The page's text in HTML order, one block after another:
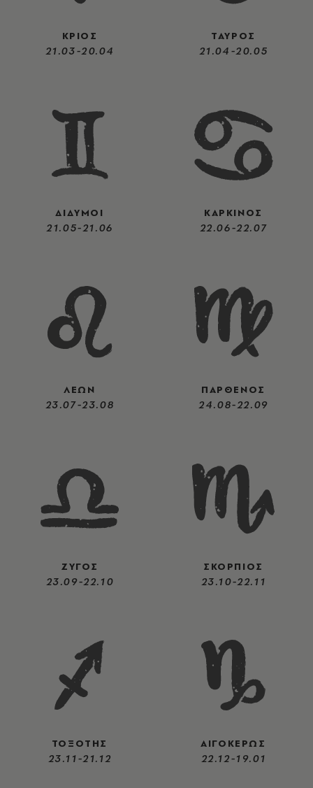
ΚΡΙΟΣ
21.03-20.04
ΤΑΥΡΟΣ
21.04-20.05
ΔΙΔΥΜΟΙ
21.05-21.06
ΚΑΡΚΙΝΟΣ
22.06-22.07
ΛΕΩΝ
23.07-23.08
ΠΑΡΘΕΝΟΣ
24.08-22.09
ΖΥΓΟΣ
23.09-22.10
ΣΚΟΡΠΙΟΣ
23.10-22.11
ΤΟΞΟΤΗΣ
23.11-21.12
ΑΙΓΟΚΕΡΩΣ
22.12-19.01